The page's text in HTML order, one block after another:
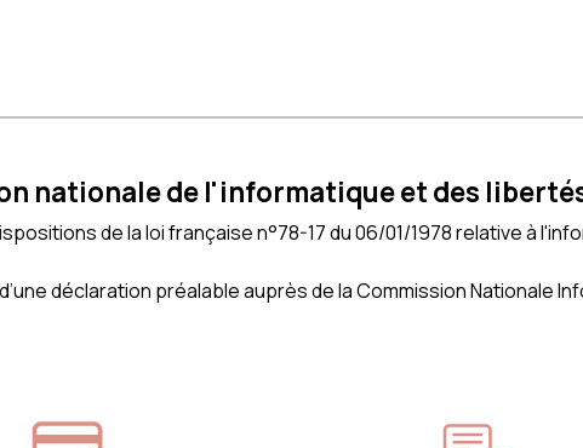
nationale de l'informatique et des
de la loi française n°78-17 du 06/01/1978 relative à
déclaration préalable auprès de la Commission Nationale